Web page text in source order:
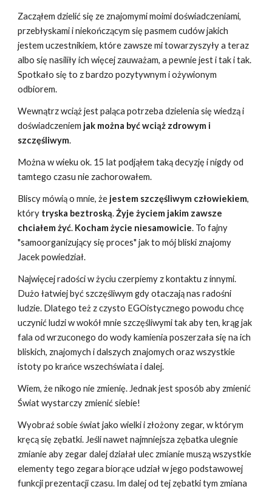
Zacząłem dzielić się ze znajomymi moimi doświadczeniami,
przebłyskami i niekończącym się pasmem cudów jakich
jestem uczestnikiem, które zawsze mi towarzyszyły a teraz
albo się nasiliły ich więcej zauważam, a pewnie jest i tak i tak.
Spotkało się to z bardzo pozytywnym i ożywionym
odbiorem.
Wewnątrz wciąż jest paląca potrzeba dzielenia się wiedzą i
doświadczeniem jak można być wciąż zdrowym i
szczęśliwym.
Można w wieku ok. 15 lat podjąłem taką decyzję i nigdy od
tamtego czasu nie zachorowałem.
Bliscy mówią o mnie, że jestem szczęśliwym człowiekiem,
który tryska beztroską.Żyje życiem jakim zawsze
chciałem żyć. Kocham życie niesamowicie. To fajny
"samoorganizujący się proces"jak to mój bliski znajomy
Jacek powiedział.
Najwięcej radości w życiu czerpiemy z kontaktu z innymi.
Dużo łatwiej być szczęśliwym gdy otaczają nas radośni
ludzie. Dlatego też z czysto EGOistycznego powodu chcę
uczynić ludzi w wokół mnie szczęśliwymi tak aby ten, krąg jak
fala od wrzuconego do wody kamienia poszerzała się na ich
bliskich, znajomych i dalszych znajomych oraz wszystkie
istoty po krańce wszechświata i dalej.
Wiem, że nikogo nie zmienię. Jednak jest sposób aby zmienić
Świat wystarczy zmienić siebie!
Wyobraź sobie świat jako wielki i złożony zegar, w którym
kręcą się zębatki. Jeśli nawet najmniejsza zębatka ulegnie
zmianie aby zegar dalej działał ulec zmianie muszą wszystkie
elementy tego zegara biorące udział w jego podstawowej
funkcji prezentacji czasu. Im dalej od tej zębatki tym zmiana